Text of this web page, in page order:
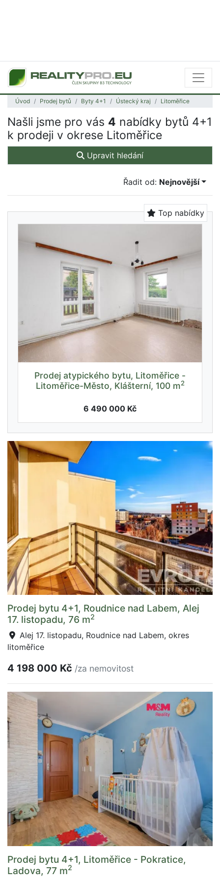
Úvod Prodej bytů Byty 4+1 Ústecký kraj Litoměřice
Našli jsme pro vás 4 nabídky bytů 4+1
k prodeji v okrese Litoměřice
Upravit hledání
Řadit od: Nejnovější
Top nabídky
Prodej atypického bytu, Litoměřice -
Litoměřice-Město, Klášterní, 100 m2
6 490 000 Kč
Prodej bytu 4+1, Roudnice nad Labem, Alej
17. listopadu, 76 m2
Alej 17. listopadu, Roudnice nad Labem, okres
litoměřice
4 198 000 Kč /za nemovitost
Prodej bytu 4+1, Litoměřice - Pokratice,
Ladova, 77 m2